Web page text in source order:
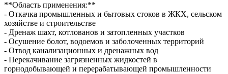
**Область применения:**
- Откачка промышленных и бытовых стоков в ЖКХ, сельском
хозяйстве и строительстве
- Дренаж шахт, котлованов и затопленных участков
- Осушение болот, водоемов и заболоченных территорий
- Отвод канализационных и дренажных вод
- Перекачивание загрязненных жидкостей в
горнодобывающей и перерабатывающей промышленности